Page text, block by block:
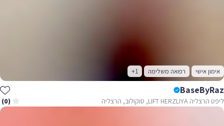
אימון אישי רפואה משלימה +1
BaseByRaz
ליפט הרצליה LIFT HERZLIYA, סוקולוב, הרצליה (0)